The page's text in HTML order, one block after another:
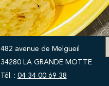
482 avenue de Melgueil
34280 LA GRANDE MOTTE
Tél. : 04 34 00 69 38